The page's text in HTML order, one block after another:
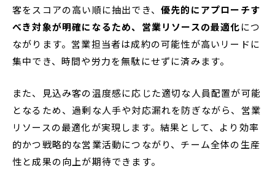
客をスコアの高い順に抽出でき、 優先的にアプローチす
べき対象が明確になるため、営業リソースの最適化につ
ながります。営業担当者は成約の可能性が高いリードに
集中でき、時間や労力を無駄にせずに済みます。
また、見込み客の温度感に応じた適切な人員配置が可能
となるため、過剰な人手や対応漏れを防ぎながら、営業
リソースの最適化が実現します。結果として、より効率
的かつ戦略的な営業活動につながり、チーム全体の生産
性と成果の向上が期待できます。